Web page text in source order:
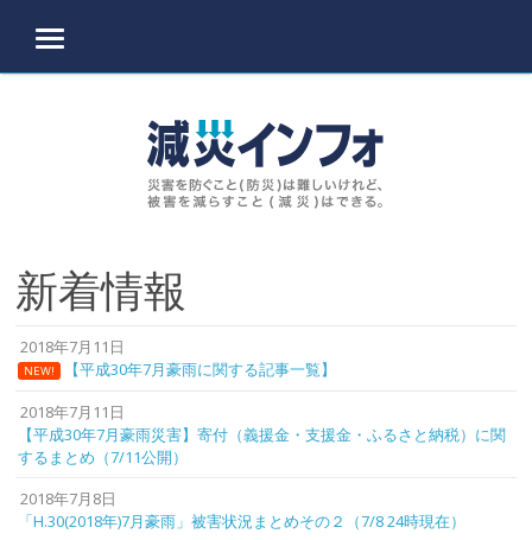
MENU
新着情報
2018年7月11日
NEW! 【平成30年7月豪雨に関する記事一覧】
2018年7月11日
【平成30年7月豪雨災害】寄付（義援金・支援金・ふるさと納税）に関
するまとめ（7/11公開）
2018年7月8日
「H.30(2018年)7月豪雨」被害状況まとめその２（7/8 24時現在）